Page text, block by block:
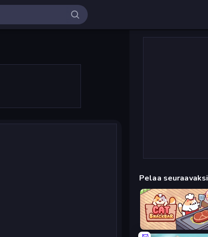
Pelaa seuraavaksi
Cat Snack Bar